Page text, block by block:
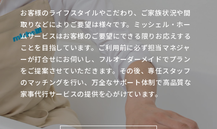
お客様のライフスタイルやこだわり、ご家族状況や間
取りなどによりご要望は様々です。ミッシェル・ホー
ムサービスはお客様のご要望にできる限りお応えする
ことを目指しています。ご利用前に必ず担当マネジャ
ーが打合せにお伺いし、フルオーダーメイドでプラン
をご提案させていただきます。その後、専任スタッフ
のマッチングを行い、万全なサポート体制で高品質な
家事代行サービスの提供を心がけています。